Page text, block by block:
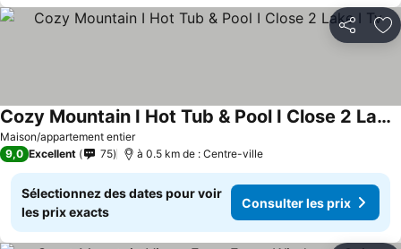
Partager
Maison/appartement entier
Cozy Mountain I Hot Tub & Pool I Close 2 Lake I Tv
Consulter les prix
9,0 Excellent 75 à 0.5 km de : Centre-ville
Sélectionnez des dates pour voir
les prix exacts
Consulter les prix